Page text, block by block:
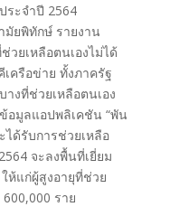
ระจำปี 2564
ยพิทักษ์ รายงาน
วยเหลือตนเองไม่ได้
ครือข่าย ทั้งภาครัฐ
างที่ช่วยเหลือตนเอง
อมูลแอปพลิเคชัน “พัน
ได้รับการช่วยเหลือ
จะลงพื้นที่เยี่ยม
ห้แก่ผู้สูงอายุที่ช่วย
ราย